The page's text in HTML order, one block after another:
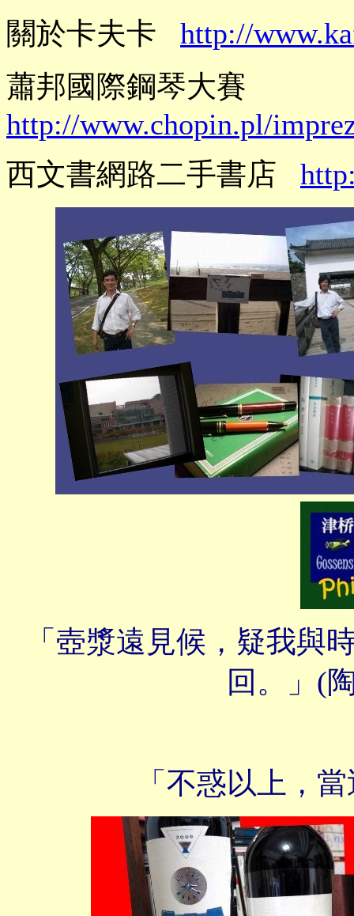
關於卡夫卡
http://
蕭邦國際鋼琴大賽
http://www.chopin.pl/
西文書網路二手書店
「壺漿遠見候，疑我與
回。」(
「不惑以上，